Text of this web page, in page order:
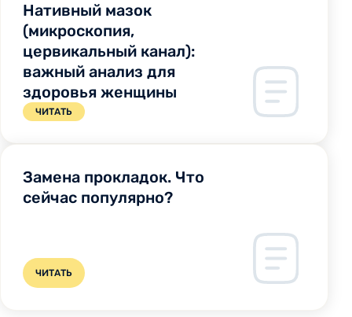
Нативный мазок
(микроскопия,
цервикальный канал):
важный анализ для
здоровья женщины
ЧИТАТЬ
Замена прокладок. Что
сейчас популярно?
ЧИТАТЬ